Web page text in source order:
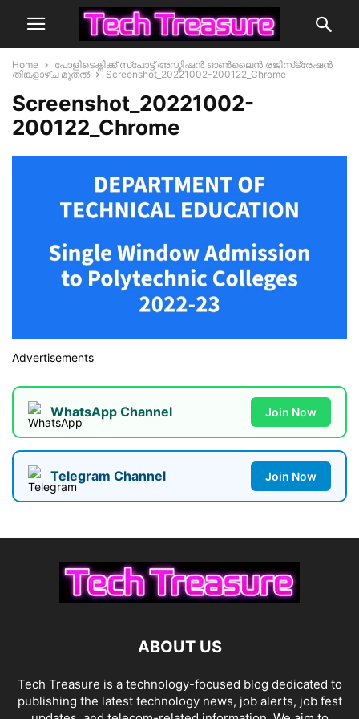
Home
പോളിടെക്നിക്ക് സ്‌പോട്ട് അഡ്മിഷൻ ഓൺലൈൻ രജിസ്‌ട്രേഷൻ
തിങ്കളാഴ്ച മുതൽ
Screenshot_20221002-200122_Chrome
Screenshot_20221002-
200122_Chrome
Advertisements
WhatsApp Channel Join Now
Telegram Channel Join Now
ABOUT US
Tech Treasure is a technology-focused blog dedicated to
publishing the latest technology news, job alerts, job fest